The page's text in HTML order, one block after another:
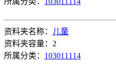
资料夹名称：
儿童
资料夹容量：2
所属分类： 103011114